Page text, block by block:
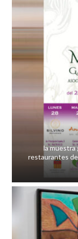
la muestra
restaurantes de